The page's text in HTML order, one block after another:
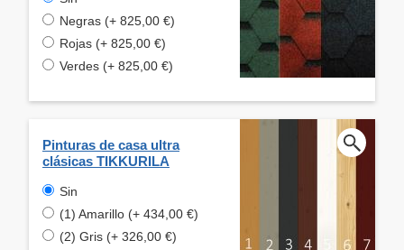
Negras (+ 825,00 €)
Rojas (+ 825,00 €)
Verdes (+ 825,00 €)
Pinturas de casa ultra
clásicas TIKKURILA
Sin
(1) Amarillo (+ 434,00 €)
(2) Gris (+ 326,00 €)